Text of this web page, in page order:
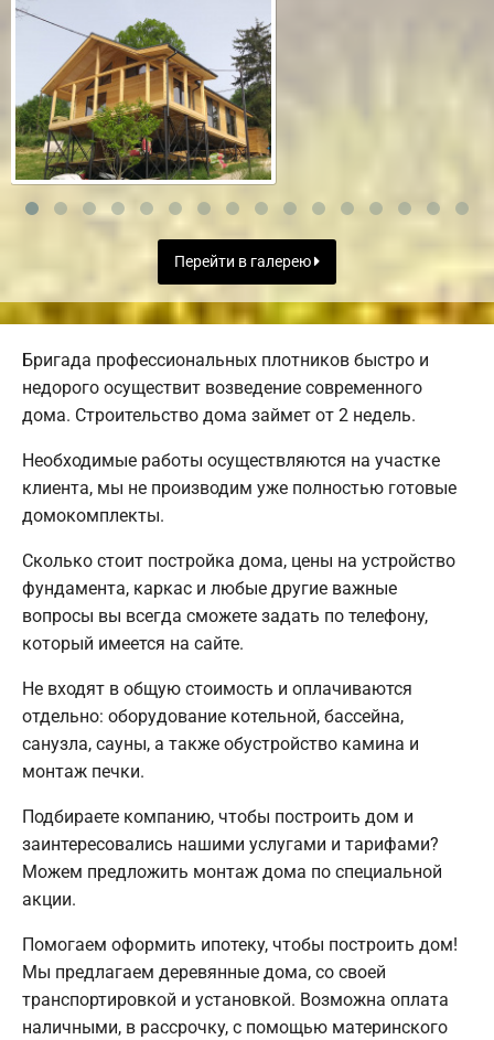
Перейти в галерею
Бригада профессиональных плотников быстро и
недорого осуществит возведение современного
дома. Строительство дома займет от 2 недель.
Необходимые работы осуществляются на участке
клиента, мы не производим уже полностью готовые
домокомплекты.
Сколько стоит постройка дома, цены на устройство
фундамента, каркас и любые другие важные
вопросы вы всегда сможете задать по телефону,
который имеется на сайте.
Не входят в общую стоимость и оплачиваются
отдельно: оборудование котельной, бассейна,
санузла, сауны, а также обустройство камина и
монтаж печки.
Подбираете компанию, чтобы построить дом и
заинтересовались нашими услугами и тарифами?
Можем предложить монтаж дома по специальной
акции.
Помогаем оформить ипотеку, чтобы построить дом!
Мы предлагаем деревянные дома, со своей
транспортировкой и установкой. Возможна оплата
наличными, в рассрочку, с помощью материнского